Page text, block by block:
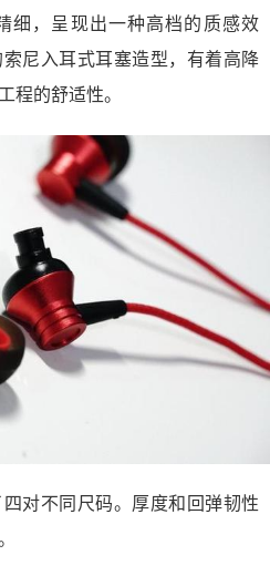
细，呈现出一种高档的质感效
尼入耳式耳塞造型，有着高降
程的舒适性。
对不同尺码。厚度和回弹韧性